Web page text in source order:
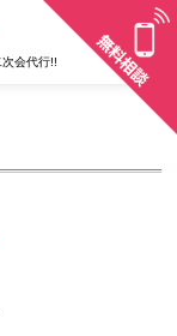
会代行!!